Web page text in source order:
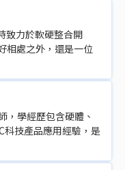
致力於軟硬整合開
相處之外，還是一位
，學經歷包含硬體、
科技產品應用經驗，是